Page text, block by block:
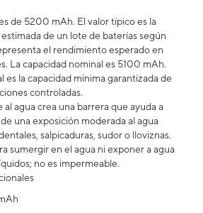
de 5200 mAh. El valor típico es la
de un lote de baterías según
el rendimiento esperado en
La capacidad nominal es 5100 mAh.
es la capacidad mínima garantizada de
controladas.
agua crea una barrera que ayuda a
una exposición moderada al agua
salpicaduras, sudor o lloviznas.
sumergir en el agua ni exponer a agua
no es impermeable.